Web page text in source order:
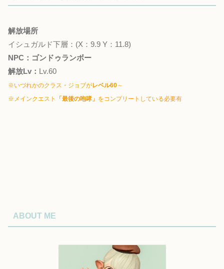
解放場所
イシュガルド下層：(X：9.9 Y：11.8)
NPC：ゴンドゥランボー
解放Lv： Lv.60
※いづれかのクラス・ジョブがレベル60～
※メインクエスト
「最後の咆哮」 をコンプリートしている必要有
ABOUT ME